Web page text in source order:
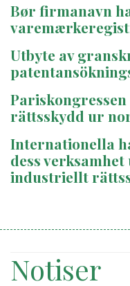
Bør firmanavn
Utbyte av
rättsskydd ur
Internationella
dess
industriellt
Notiser